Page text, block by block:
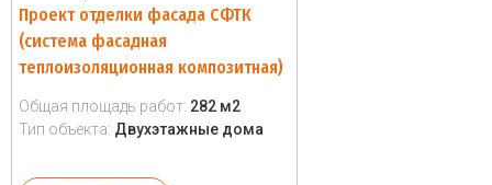
Проект отделки фасада СФТК
(система фасадная
теплоизоляционная композитная)
Общая площадь работ: 282 м2
Тип объекта: Двухэтажные дома